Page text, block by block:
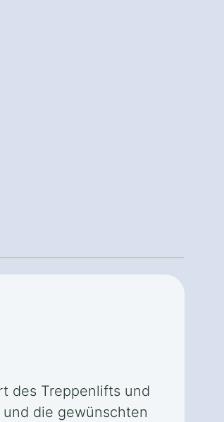
des Treppenlifts und
die gewünschten